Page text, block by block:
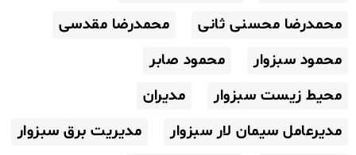
محمدرضا محسنی ثانی
محمدرضا مقدسی
محمود سبزوار
محمود صابر
محیط زیست سبزوار
مدیران
مدیرعامل سیمان لار سبزوار
مدیریت برق سبزوار